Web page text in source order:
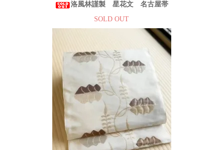
洛風林謹製 星花文 名古屋帯
SOLD OUT